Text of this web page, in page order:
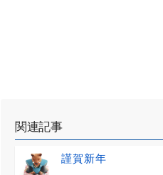
関連記事
謹賀新年